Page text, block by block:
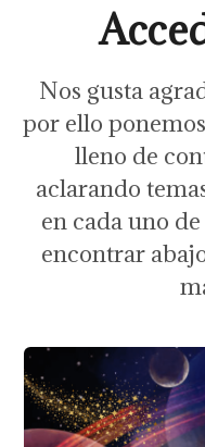
Nos gusta
por ello
lleno de
aclarando
en cada uno
encontrar